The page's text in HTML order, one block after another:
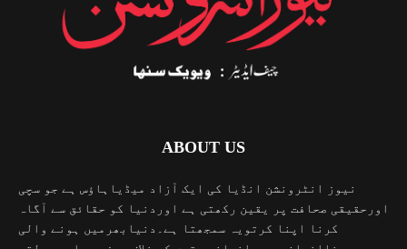
ABOUT US
نیوز انٹرونشن انڈیا کی ایک آزاد میڈیاہاؤس ہے جو سچی
اورحقیقی صحافت پر یقین رکھتی ہے اوردنیا کو حقائق سے آگاہ
کرنا اپنا کرتویہ سمجھتا ہے۔دنیابھرمیں ہونے والی